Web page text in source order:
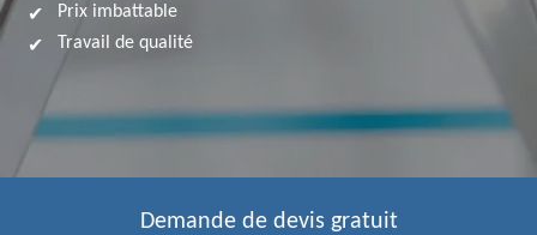
Prix imbattable
Travail de qualité
Demande de devis gratuit